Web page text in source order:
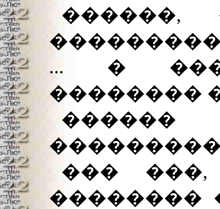
������,
... �
��������
���������
���
��������